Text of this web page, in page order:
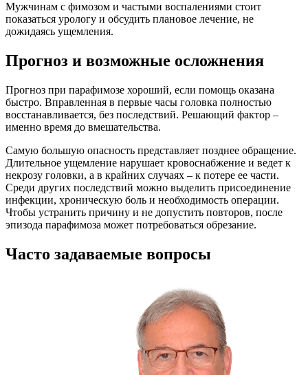
Мужчинам с фимозом и частыми воспалениями стоит
показаться урологу и обсудить плановое лечение, не
дожидаясь ущемления.
Прогноз и возможные осложнения
Прогноз при парафимозе хороший, если помощь оказана
быстро. Вправленная в первые часы головка полностью
восстанавливается, без последствий. Решающий фактор –
именно время до вмешательства.
Самую большую опасность представляет позднее обращение.
Длительное ущемление нарушает кровоснабжение и ведет к
некрозу головки, а в крайних случаях – к потере ее части.
Среди других последствий можно выделить присоединение
инфекции, хроническую боль и необходимость операции.
Чтобы устранить причину и не допустить повторов, после
эпизода парафимоза может потребоваться обрезание.
Часто задаваемые вопросы